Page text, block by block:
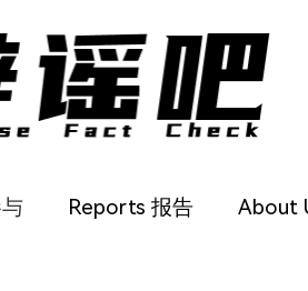
Reports 报告 About